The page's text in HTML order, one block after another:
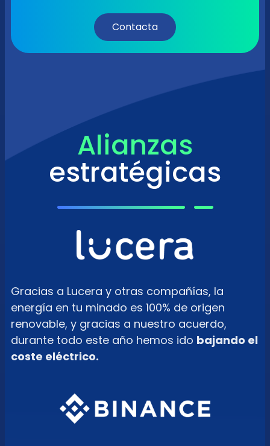
Contacta
Alianzas
estratégicas
Gracias a Lucera y otras compañías, la
energía en tu minado es 100% de origen
renovable, y gracias a nuestro acuerdo,
durante todo este año hemos ido bajando el
coste eléctrico.